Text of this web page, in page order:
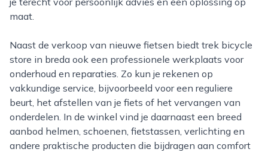
maat.
Naast de verkoop van nieuwe fietsen biedt trek bicycle
store in breda ook een professionele werkplaats voor
onderhoud en reparaties. Zo kun je rekenen op
vakkundige service, bijvoorbeeld voor een reguliere
beurt, het afstellen van je fiets of het vervangen van
onderdelen. In de winkel vind je daarnaast een breed
aanbod helmen, schoenen, fietstassen, verlichting en
andere praktische producten die bijdragen aan comfort